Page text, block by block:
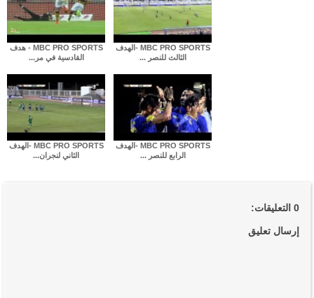
MBC PRO SPORTS - هدف
القادسية في مر...
MBC PRO SPORTS -الهدف
الثالث للنصر ...
MBC PRO SPORTS -الهدف
الثاني لنجران...
MBC PRO SPORTS -الهدف
الرابع للنصر ...
0 التعليقات:
إرسال تعليق